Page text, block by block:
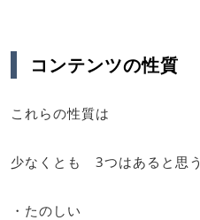
コンテンツの性質
これらの性質は
少なくとも 3つはあると思う
・たのしい